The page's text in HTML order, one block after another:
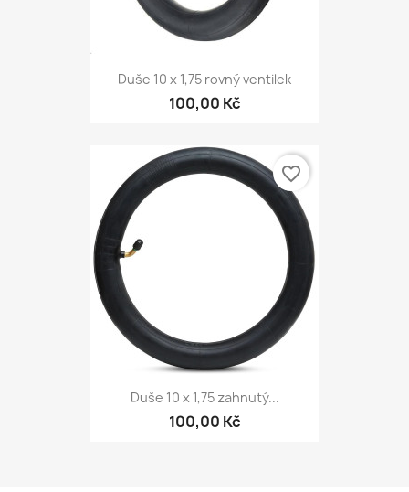
Duše 10 x 1,75 rovný ventilek
100,00 Kč
Duše 10 x 1,75 zahnutý...
100,00 Kč
favorite_border